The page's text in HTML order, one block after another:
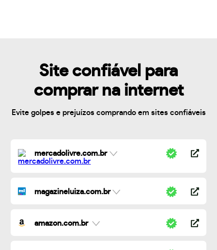
Site confiável para
comprar na internet
Evite golpes e prejuízos comprando em sites confiáveis
mercadolivre.com.br
magazineluiza.com.br
amazon.com.br